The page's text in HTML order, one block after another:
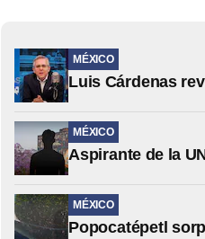
MÉXICO
Luis Cárdenas
MÉXICO
Aspirante de la
MÉXICO
Popocatépetl